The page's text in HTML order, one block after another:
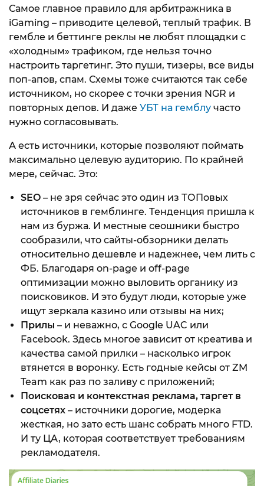
Самое главное правило для арбитражника в
iGaming – приводите целевой, теплый трафик. В
гембле и беттинге реклы не любят площадки с
«холодным» трафиком, где нельзя точно
настроить таргетинг. Это пуши, тизеры, все виды
поп-апов, спам. Схемы тоже считаются так себе
источником, но скорее с точки зрения NGR и
повторных депов. И даже УБТ на гемблу часто
нужно согласовывать.
А есть источники, которые позволяют поймать
максимально целевую аудиторию. По крайней
мере, сейчас. Это:
SEO – не зря сейчас это один из ТОПовых
источников в гемблинге. Тенденция пришла к
нам из буржа. И местные сеошники быстро
сообразили, что сайты-обзорники делать
относительно дешевле и надежнее, чем лить с
ФБ. Благодаря on-page и off-page
оптимизации можно выловить органику из
поисковиков. И это будут люди, которые уже
ищут зеркала казино или отзывы на них;
Прилы – и неважно, с Google UAC или
Facebook. Здесь многое зависит от креатива и
качества самой прилки – насколько игрок
втянется в воронку. Есть годные кейсы от ZM
Team как раз по заливу с приложений;
Поисковая и контекстная реклама, таргет в
соцсетях – источники дорогие, модерка
жесткая, но зато есть шанс собрать много FTD.
И ту ЦА, которая соответствует требованиям
рекламодателя.